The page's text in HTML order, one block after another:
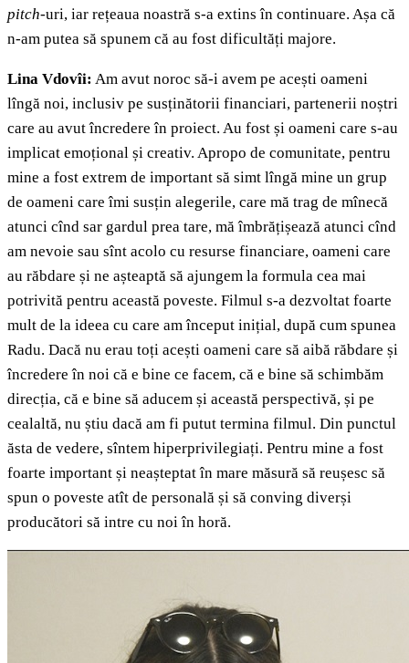
pitch-uri, iar rețeaua noastră s-a extins în continuare. Așa că
n-am putea să spunem că au fost dificultăți majore.
Lina Vdovîi: Am avut noroc să-i avem pe acești oameni
lîngă noi, inclusiv pe susținătorii financiari, partenerii noștri
care au avut încredere în proiect. Au fost și oameni care s-au
implicat emoțional și creativ. Apropo de comunitate, pentru
mine a fost extrem de important să simt lîngă mine un grup
de oameni care îmi susțin alegerile, care mă trag de mînecă
atunci cînd sar gardul prea tare, mă îmbrățișează atunci cînd
am nevoie sau sînt acolo cu resurse financiare, oameni care
au răbdare și ne așteaptă să ajungem la formula cea mai
potrivită pentru această poveste. Filmul s-a dezvoltat foarte
mult de la ideea cu care am început inițial, după cum spunea
Radu. Dacă nu erau toți acești oameni care să aibă răbdare și
încredere în noi că e bine ce facem, că e bine să schimbăm
direcția, că e bine să aducem și această perspectivă, și pe
cealaltă, nu știu dacă am fi putut termina filmul. Din punctul
ăsta de vedere, sîntem hiperprivilegiați. Pentru mine a fost
foarte important și neașteptat în mare măsură să reușesc să
spun o poveste atît de personală și să conving diverși
producători să intre cu noi în horă.